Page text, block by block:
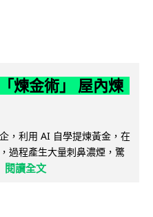
煉金術」 屋內煉
，利用 AI 自學提煉黃金，在
過程產生大量刺鼻濃煙，驚
閱讀全文